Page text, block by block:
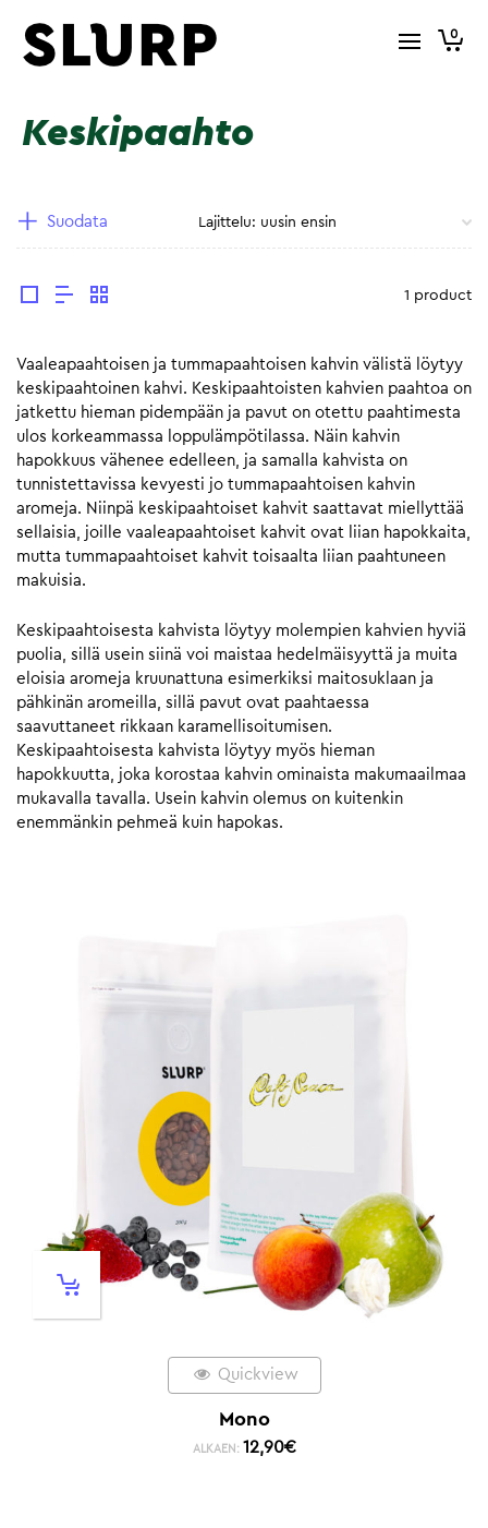
0
Keskipaahto
Suodata
1 product
Vaaleapaahtoisen ja tummapaahtoisen kahvin välistä löytyy
keskipaahtoinen kahvi. Keskipaahtoisten kahvien paahtoa on
jatkettu hieman pidempään ja pavut on otettu paahtimesta
ulos korkeammassa loppulämpötilassa. Näin kahvin
hapokkuus vähenee edelleen, ja samalla kahvista on
tunnistettavissa kevyesti jo tummapaahtoisen kahvin
aromeja. Niinpä keskipaahtoiset kahvit saattavat miellyttää
sellaisia, joille vaaleapaahtoiset kahvit ovat liian hapokkaita,
mutta tummapaahtoiset kahvit toisaalta liian paahtuneen
makuisia.
Keskipaahtoisesta kahvista löytyy molempien kahvien hyviä
puolia, sillä usein siinä voi maistaa hedelmäisyyttä ja muita
eloisia aromeja kruunattuna esimerkiksi maitosuklaan ja
pähkinän aromeilla, sillä pavut ovat paahtaessa
saavuttaneet rikkaan karamellisoitumisen.
Keskipaahtoisesta kahvista löytyy myös hieman
hapokkuutta, joka korostaa kahvin ominaista makumaailmaa
mukavalla tavalla. Usein kahvin olemus on kuitenkin
enemmänkin pehmeä kuin hapokas.
Quickview
Mono
ALKAEN: 12,90€